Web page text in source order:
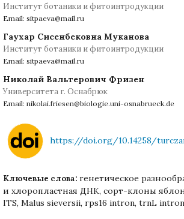
Институт ботаники и фитоинтродукции
Email: sitpaeva@mail.ru
Гаухар Сисенбековна Муканова
Институт ботаники и фитоинтродукции
Email: sitpaeva@mail.ru
Николай Вальтерович Фризен
Университета г. Оснабрюк
Email: nikolai.friesen@biologie.uni-osnabrueck.de
https://doi.org/10.14258/
Ключевые слова: генетическое
и хлоропластная ДНК, сорт-клоны
ITS, Malus sieversii, rps16 intron, trnL